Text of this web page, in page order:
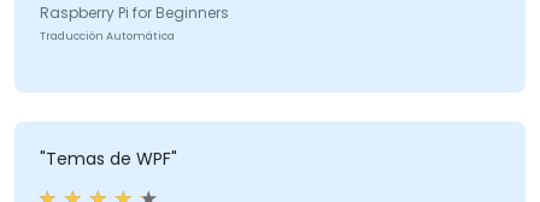
Raspberry Pi for Beginners
Traducción Automática
"Temas de WPF"